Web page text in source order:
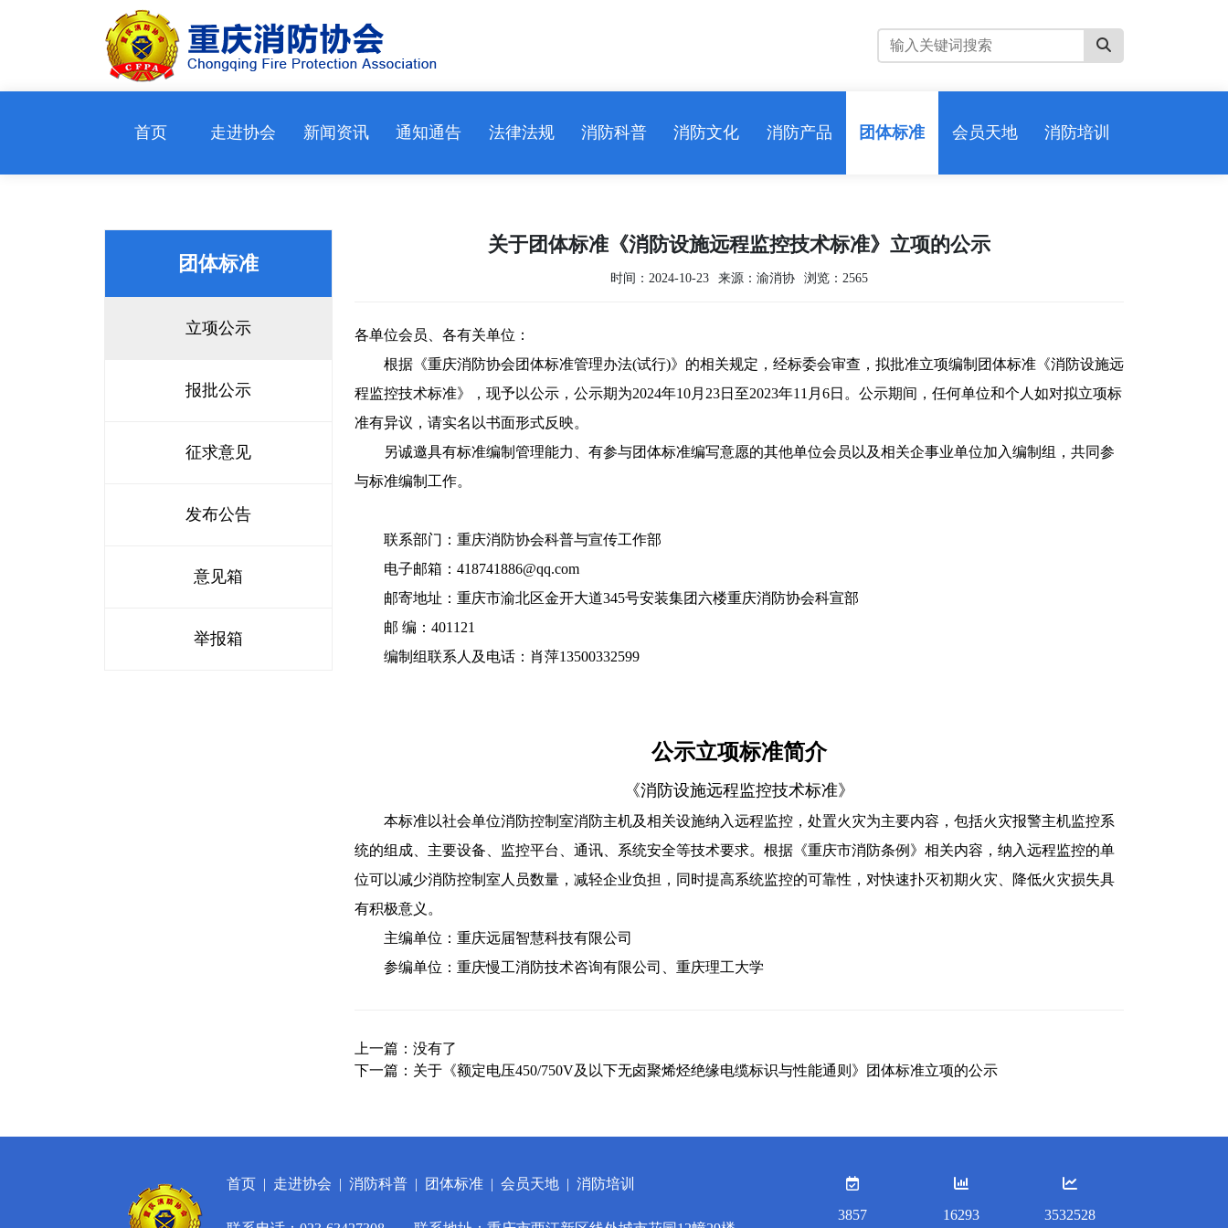
首页 走进协会 新闻资讯 通知通告 法律法规 消防科普 消防文化 消防产品 团体标准 会员天地 消防培训
团体标准
立项公示
报批公示
征求意见
发布公告
意见箱
举报箱
关于团体标准《消防设施远程监控技术标准》立项的公示
时间：2024-10-23 来源：渝消协 浏览：2565
各单位会员、各有关单位：
根据《重庆消防协会团体标准管理办法(试行)》的相关规定，经标委会审查，拟批准立项编制团体标准《消防设施远
程监控技术标准》，现予以公示，公示期为2024年10月23日至2023年11月6日。公示期间，任何单位和个人如对拟立项标
准有异议，请实名以书面形式反映。
另诚邀具有标准编制管理能力、有参与团体标准编写意愿的其他单位会员以及相关企事业单位加入编制组，共同参
与标准编制工作。
联系部门：重庆消防协会科普与宣传工作部
电子邮箱：418741886@qq.com
邮寄地址：重庆市渝北区金开大道345号安装集团六楼重庆消防协会科宣部
邮 编：401121
编制组联系人及电话：肖萍13500332599
公示立项标准简介
《消防设施远程监控技术标准》
本标准以社会单位消防控制室消防主机及相关设施纳入远程监控，处置火灾为主要内容，包括火灾报警主机监控系
统的组成、主要设备、监控平台、通讯、系统安全等技术要求。根据《重庆市消防条例》相关内容，纳入远程监控的单
位可以减少消防控制室人员数量，减轻企业负担，同时提高系统监控的可靠性，对快速扑灭初期火灾、降低火灾损失具
有积极意义。
主编单位：重庆远届智慧科技有限公司
参编单位：重庆慢工消防技术咨询有限公司、重庆理工大学
上一篇： 没有了
下一篇： 关于《额定电压450/750V及以下无卤聚烯烃绝缘电缆标识与性能通则》团体标准立项的公示
首页 | 走进协会 | 消防科普 | 团体标准 | 会员天地 | 消防培训
3857 16293 3532528